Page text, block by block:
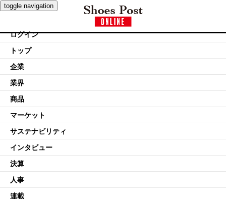
toggle navigation
ログイン
トップ
企業
業界
商品
マーケット
サステナビリティ
インタビュー
決算
人事
連載